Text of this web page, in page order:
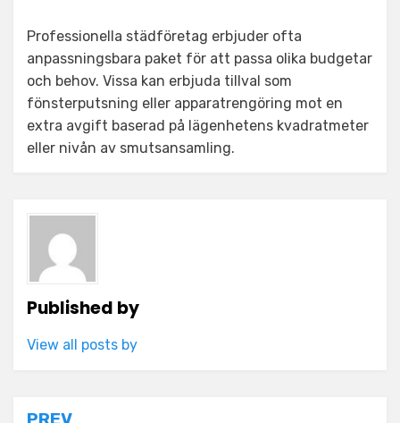
Professionella städföretag erbjuder ofta
anpassningsbara paket för att passa olika budgetar
och behov. Vissa kan erbjuda tillval som
fönsterputsning eller apparatrengöring mot en
extra avgift baserad på lägenhetens kvadratmeter
eller nivån av smutsansamling.
Published by
View all posts by